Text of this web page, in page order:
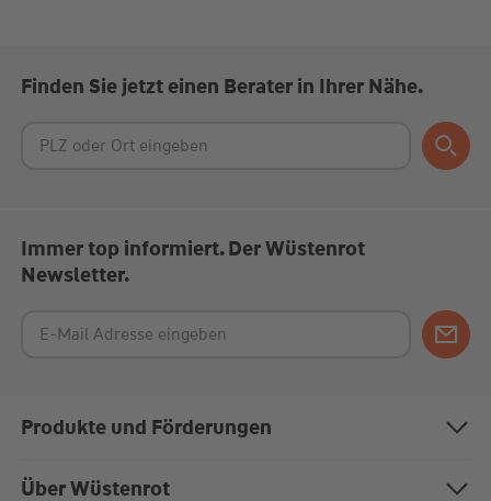
Finden Sie jetzt einen Berater in Ihrer Nähe.
Immer top informiert. Der Wüstenrot
Newsletter.
Produkte und Förderungen
Bausparen
Über Wüstenrot